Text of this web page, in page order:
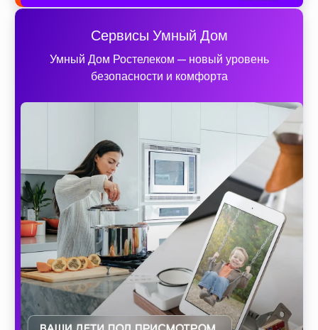
Сервисы Умный Дом
Умный Дом Ростелеком — новый уровень
безопасности и комфорта